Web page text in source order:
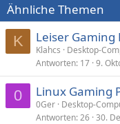
Ähnliche Themen
K Leiser Gaming
Klahcs
Desktop-
Antworten 17 9.
0 Linux Gaming
0Ger Desktop-
Antworten 26 30.